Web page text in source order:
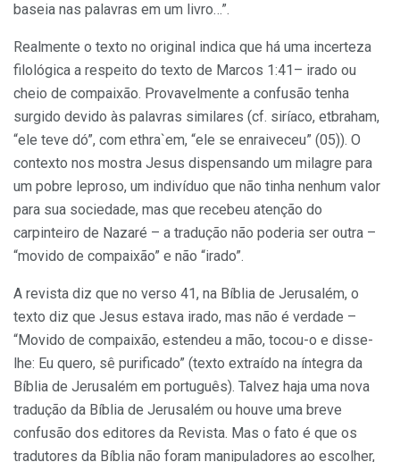
baseia nas palavras em um livro…”.
Realmente o texto no original indica que há uma incerteza
filológica a respeito do texto de Marcos 1:41– irado ou
cheio de compaixão. Provavelmente a confusão tenha
surgido devido às palavras similares (cf. siríaco, etbraham,
“ele teve dó”, com ethra`em, “ele se enraiveceu” (05)). O
contexto nos mostra Jesus dispensando um milagre para
um pobre leproso, um indivíduo que não tinha nenhum valor
para sua sociedade, mas que recebeu atenção do
carpinteiro de Nazaré – a tradução não poderia ser outra –
“movido de compaixão” e não “irado”.
A revista diz que no verso 41, na Bíblia de Jerusalém, o
texto diz que Jesus estava irado, mas não é verdade –
“Movido de compaixão, estendeu a mão, tocou-o e disse-
lhe: Eu quero, sê purificado” (texto extraído na íntegra da
Bíblia de Jerusalém em português). Talvez haja uma nova
tradução da Bíblia de Jerusalém ou houve uma breve
confusão dos editores da Revista. Mas o fato é que os
tradutores da Bíblia não foram manipuladores ao escolher,